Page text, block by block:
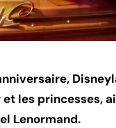
les princesses,
Lenormand.